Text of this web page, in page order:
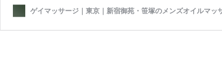
ゲイマッサージ｜東京｜新宿御苑・笹塚のメンズオイルマッ